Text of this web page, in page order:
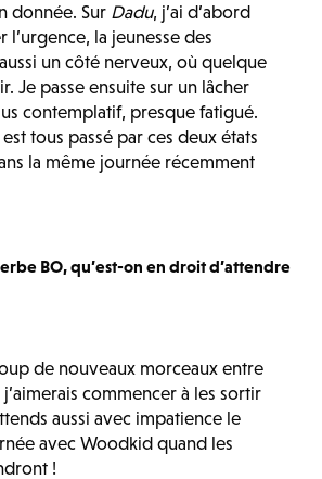
donnée. Sur Dadu, j’ai d’abord
l’urgence, la jeunesse des
un côté nerveux, où quelque
Je passe ensuite sur un lâcher
contemplatif, presque fatigué.
tous passé par ces deux états
la même journée récemment
BO, qu’est-on en droit d’attendre
de nouveaux morceaux entre
commencer à les sortir
aussi avec impatience le
avec Woodkid quand les
!